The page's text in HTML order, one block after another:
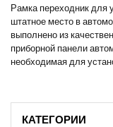
Рамка переходник для
штатное место в
выполнено из
приборной панели
необходимая для
КАТЕГОРИИ